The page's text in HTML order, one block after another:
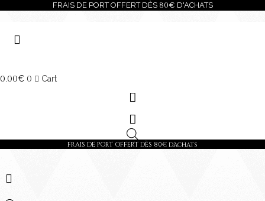
content
FRAIS DE PORT OFFERT DÈS 80€ D'ACHATS
0 00€ 0 Cart
FRAIS DE PORT OFFERT DÈS 80€ d'achats